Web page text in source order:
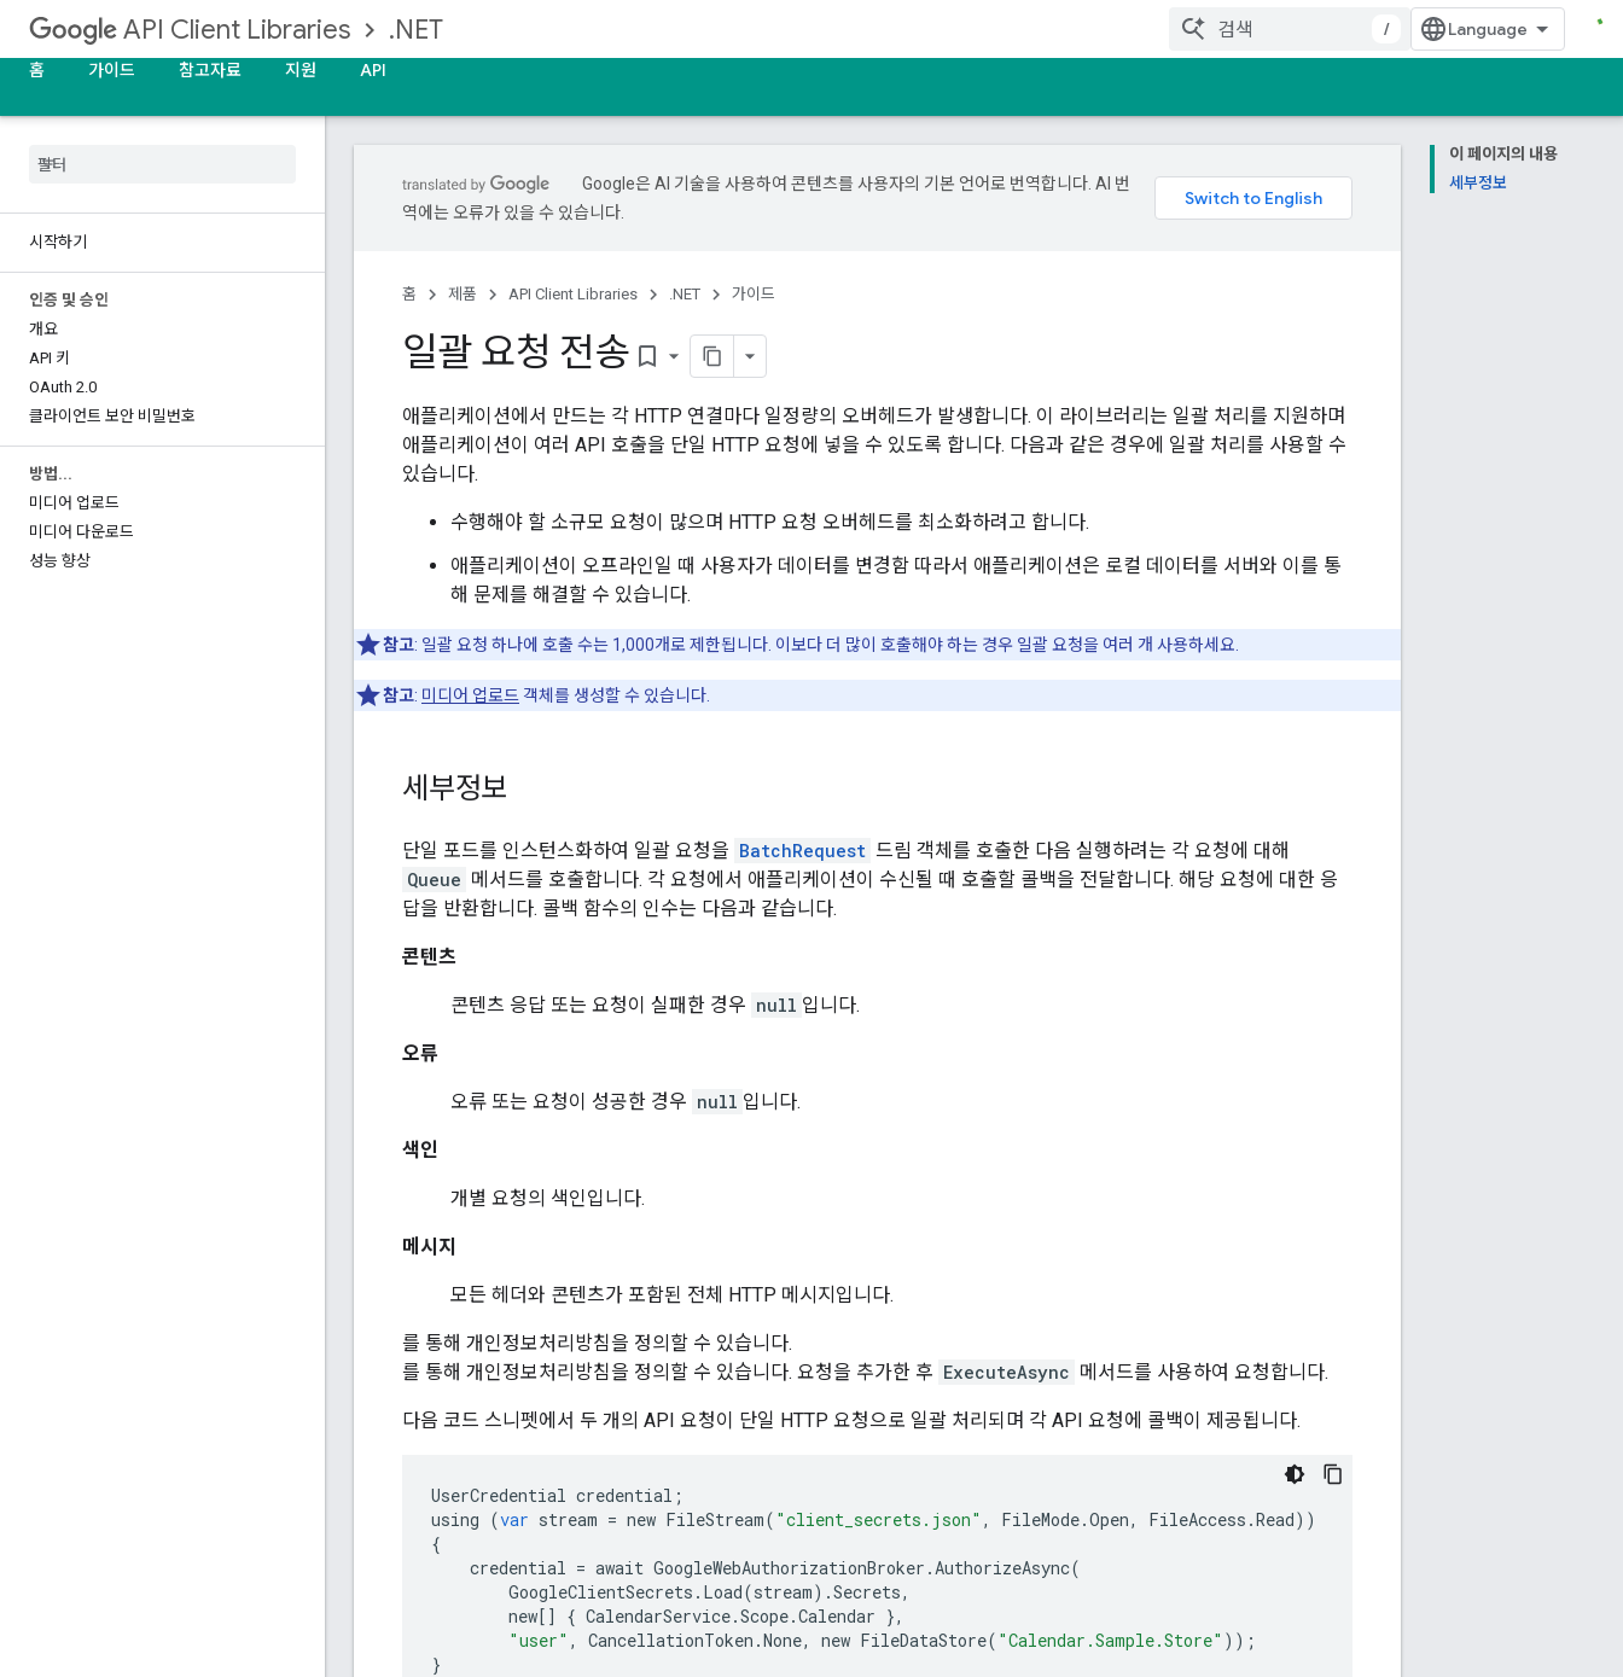
API Client Libraries .NET
/
홈
가이드 참고자료 지원 API
시작하기
인증 및 승인
개요
API 키
OAuth 2.0
클라이언트 보안 비밀번호
방법...
미디어 업로드
미디어 다운로드
성능 향상
이 페이지의 내용
세부정보
Google은 AI 기술을 사용하여 콘텐츠를 사용자의 기본 언어로 번역합니다. AI 번
역에는 오류가 있을 수 있습니다.
홈 제품 API Client Libraries .NET 가이드
일괄 요청 전송 bookmark_border
애플리케이션에서 만드는 각 HTTP 연결마다 일정량의 오버헤드가 발생합니다. 이 라이브러리는 일괄 처리를 지원하며
애플리케이션이 여러 API 호출을 단일 HTTP 요청에 넣을 수 있도록 합니다. 다음과 같은 경우에 일괄 처리를 사용할 수
있습니다.
수행해야 할 소규모 요청이 많으며 HTTP 요청 오버헤드를 최소화하려고 합니다.
애플리케이션이 오프라인일 때 사용자가 데이터를 변경함 따라서 애플리케이션은 로컬 데이터를 서버와 이를 통
해 문제를 해결할 수 있습니다.
참고: 일괄 요청 하나에 호출 수는 1,000개로 제한됩니다. 이보다 더 많이 호출해야 하는 경우 일괄 요청을 여러 개 사용하세요.
참고: 미디어 업로드 객체를 생성할 수 있습니다.
세부정보
단일 포드를 인스턴스화하여 일괄 요청을 BatchRequest 드림 객체를 호출한 다음 실행하려는 각 요청에 대해
Queue 메서드를 호출합니다. 각 요청에서 애플리케이션이 수신될 때 호출할 콜백을 전달합니다. 해당 요청에 대한 응
답을 반환합니다. 콜백 함수의 인수는 다음과 같습니다.
콘텐츠
콘텐츠 응답 또는 요청이 실패한 경우 null 입니다.
오류
오류 또는 요청이 성공한 경우 null 입니다.
색인
개별 요청의 색인입니다.
메시지
모든 헤더와 콘텐츠가 포함된 전체 HTTP 메시지입니다.
를 통해 개인정보처리방침을 정의할 수 있습니다.
를 통해 개인정보처리방침을 정의할 수 있습니다. 요청을 추가한 후 ExecuteAsync 메서드를 사용하여 요청합니다.
다음 코드 스니펫에서 두 개의 API 요청이 단일 HTTP 요청으로 일괄 처리되며 각 API 요청에 콜백이 제공됩니다.
UserCredential credential ;
using (var stream = new FileStream( "client_secrets.json" , FileMode.Open, FileAccess .Read))
{
credential = await GoogleWebAuthorizationBroker .AuthorizeAsync(
GoogleClientSecrets . Load(stream) .Secrets,
new[] { CalendarService.Scope.Calendar },
"user" , CancellationToken .None, new FileDataStore( "Calendar.Sample.Store" ));
}